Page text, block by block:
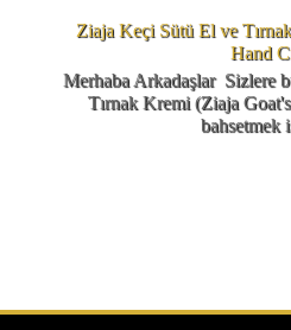
Ziaja Keçi Sütü El ve
Hand
Merhaba Arkadaşlar Sizlere
Tırnak Kremi (Ziaja
bahsetmek